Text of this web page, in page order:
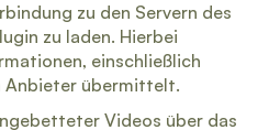
zu den Servern des
zu laden. Hierbei
einschließlich
Anbieter übermittelt.
Videos über das